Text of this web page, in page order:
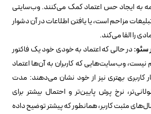
به ایجاد حس اعتماد کمک می‌کنند. وب‌سایتی
مزاحم است، یا یافتن اطلاعات در آن دشوار
را القا می‌کند.
سئو:در حالی که اعتماد به خودی خود یک فاکتور
نیست، وب‌سایت‌هایی که کاربران به آن‌ها اعتماد
کاربری بهتری نیز از خود نشان می‌دهند: مدت
نرخ پرش پایین‌تر و احتمال بیشتر برای
مثبت کاربر، همانطور که پیشتر توضیح داده